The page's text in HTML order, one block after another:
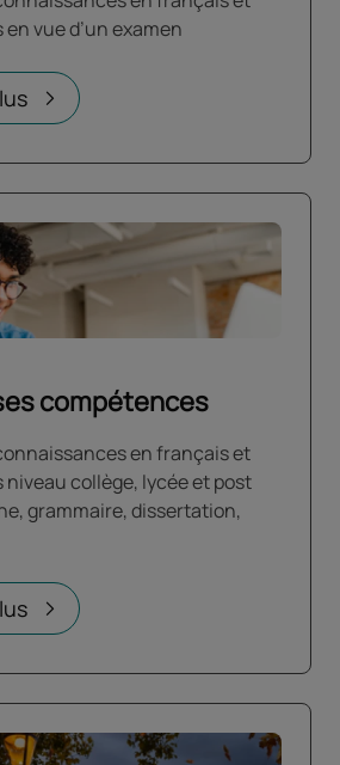
vue d’un examen
compétences
en français et
collège, lycée et post
grammaire, dissertation,